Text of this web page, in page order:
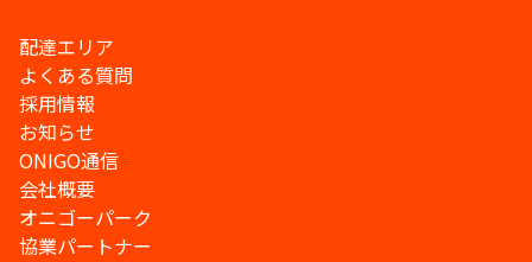
配達エリア
よくある質問
採用情報
お知らせ
ONIGO通信
会社概要
オニゴーパーク
協業パートナー